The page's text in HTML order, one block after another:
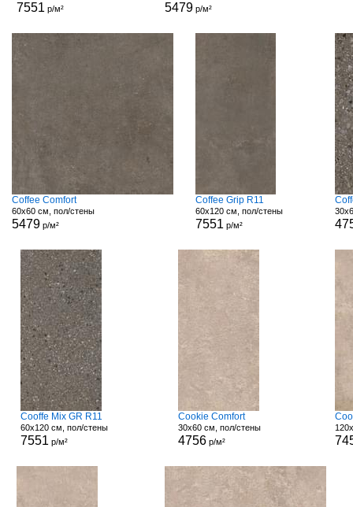
7551 р/м² 5479 р/м²
Coffee Comfort
60x60 см, пол/стены
5479 р/м²
Coffee Grip R11
60x120 см, пол/стены
7551 р/м²
Cooffe Mix GR R11
60x120 см, пол/стены
7551 р/м²
Cookie Comfort
30x60 см, пол/стены
4756р/м²